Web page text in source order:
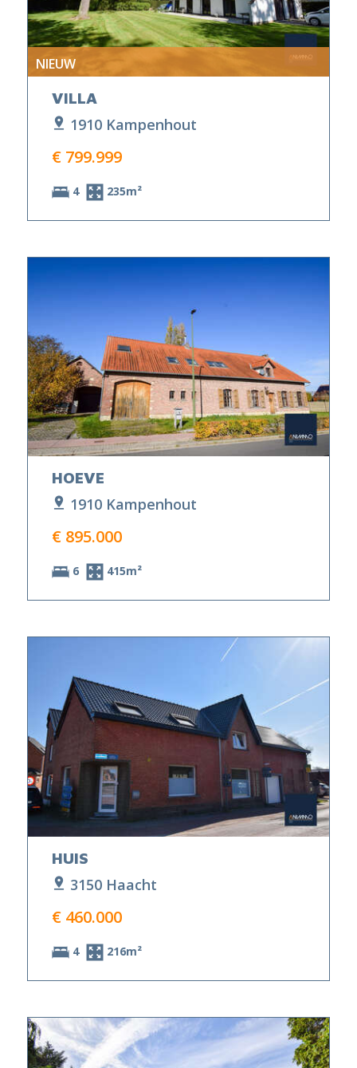
NIEUW
VILLA
1910 Kampenhout
€ 799.999
4 235m²
HOEVE
1910 Kampenhout
€ 895.000
6 415m²
HUIS
3150 Haacht
€ 460.000
4 216m²